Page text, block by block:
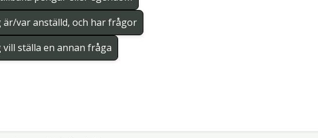
är/var anställd, och har frågor
vill ställa en annan fråga